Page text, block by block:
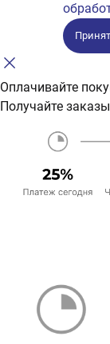
Оплачивайте
Получайте